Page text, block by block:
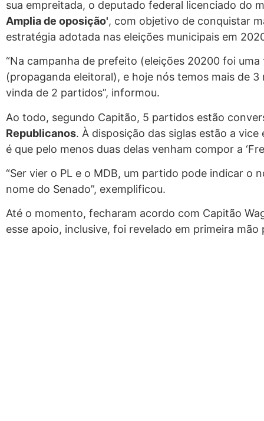
sua empreitada, o deputado federal licenciado do
Amplia de oposição', com objetivo de conquistar
estratégia adotada nas eleições municipais em
“Na campanha de prefeito (eleições 20200 foi
(propaganda eleitoral), e hoje nós temos mais de
vinda de 2 partidos”, informou.
Ao todo, segundo Capitão, 5 partidos estão
Republicanos. À disposição das siglas estão a
é que pelo menos duas delas venham compor a
“Ser vier o PL e o MDB, um partido pode indicar o
nome do Senado”, exemplificou.
Até o momento, fecharam acordo com Capitão
esse apoio, inclusive, foi revelado em primeira mão